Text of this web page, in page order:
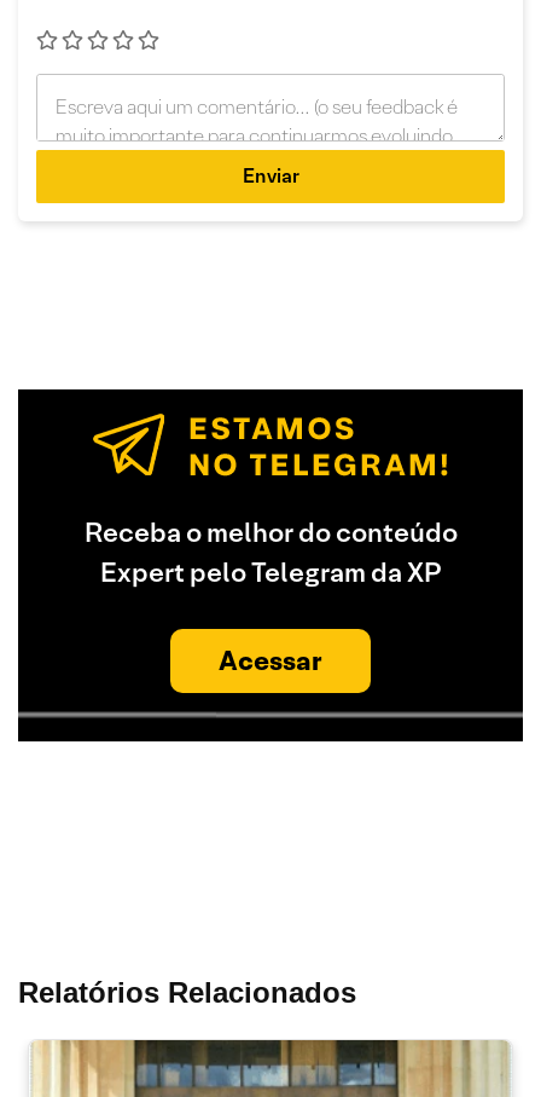
Enviar
Receba o melhor do conteúdo
Expert pelo Telegram da XP
Acessar
Relatórios Relacionados